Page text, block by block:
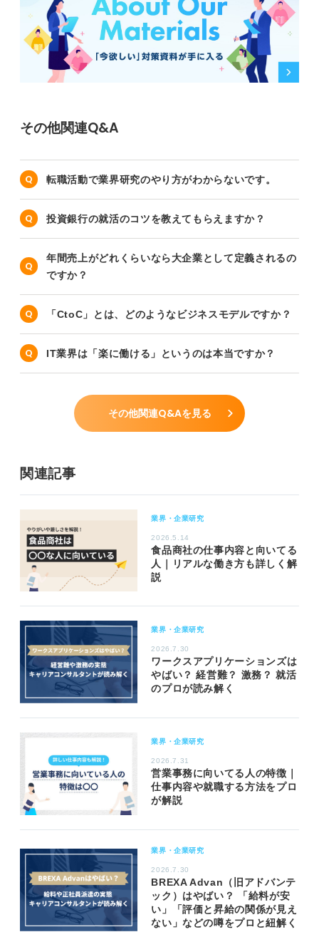
その他関連Q&A
転職活動で業界研究のやり方がわからないです。
投資銀行の就活のコツを教えてもらえますか？
年間売上がどれくらいなら大企業として定義されるの
ですか？
「CtoC」とは、どのようなビジネスモデルですか？
IT業界は「楽に働ける」というのは本当ですか？
その他関連Q&Aを見る
関連記事
業界・企業研究
2026.5.14
食品商社の仕事内容と向いてる
人｜リアルな働き方も詳しく解
説
業界・企業研究
2026.7.30
ワークスアプリケーションズは
やばい？ 経営難？ 激務？ 就活
のプロが読み解く
業界・企業研究
2026.7.31
営業事務に向いてる人の特徴｜
仕事内容や就職する方法をプロ
が解説
業界・企業研究
2026.7.30
BREXA Advan（旧アドバンテ
ック）はやばい？ 「給料が安
い」「評価と昇給の関係が見え
ない」などの噂をプロと紐解く